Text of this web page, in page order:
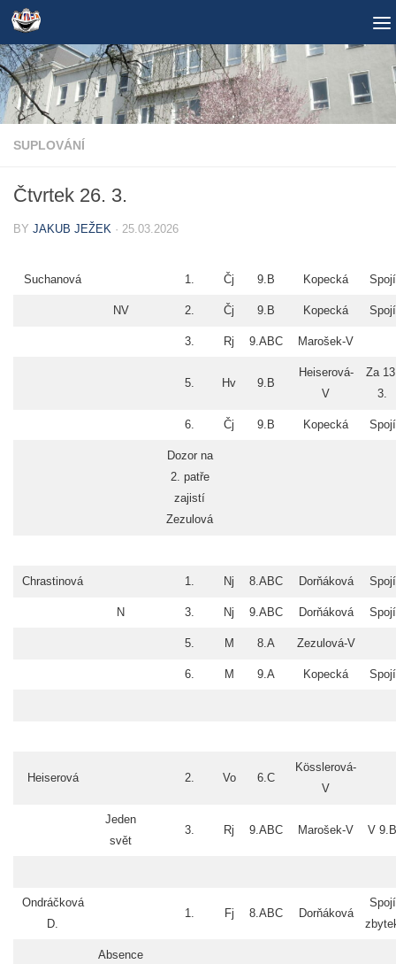
Skip to content
SUPLOVÁNÍ
Čtvrtek 26. 3.
BY JAKUB JEŽEK · 25.03.2026
Suchanová 1. Čj 9.B Kopecká Spojí
NV 2. Čj 9.B Kopecká Spojí
3. Rj 9.ABC Marošek-V
5. Hv 9.B
Heiserová-
V
Za
3.
6. Čj 9.B Kopecká Spojí
Dozor na
2. patře
zajistí
Zezulová
Chrastinová 1. Nj 8.ABC Dorňáková Spojí
N 3. Nj 9.ABC Dorňáková Spojí
5. M 8.A Zezulová-V
6. M 9.A Kopecká Spojí
Heiserová 2. Vo 6.C
Kösslerová-
V
Jeden
svět
3. Rj 9.ABC Marošek-V V 9.B
Ondráčková
D.
1. Fj 8.ABC Dorňáková
Spojí
Absence